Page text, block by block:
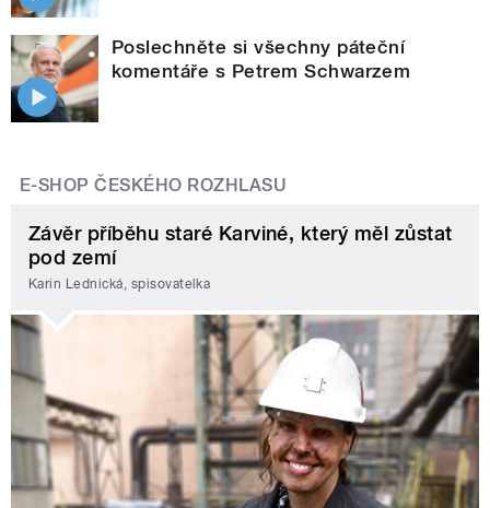
Poslechněte si všechny páteční
komentáře s Petrem Schwarzem
E-SHOP ČESKÉHO ROZHLASU
Závěr příběhu staré Karviné, který měl zůstat
pod zemí
Karin Lednická, spisovatelka